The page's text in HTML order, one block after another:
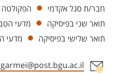
יחידות
חבר/ת סגל אקדמי
הפקולטה
תואר שני בפיסיקה
מדעי
תואר שלישי בפיסיקה
מדעי